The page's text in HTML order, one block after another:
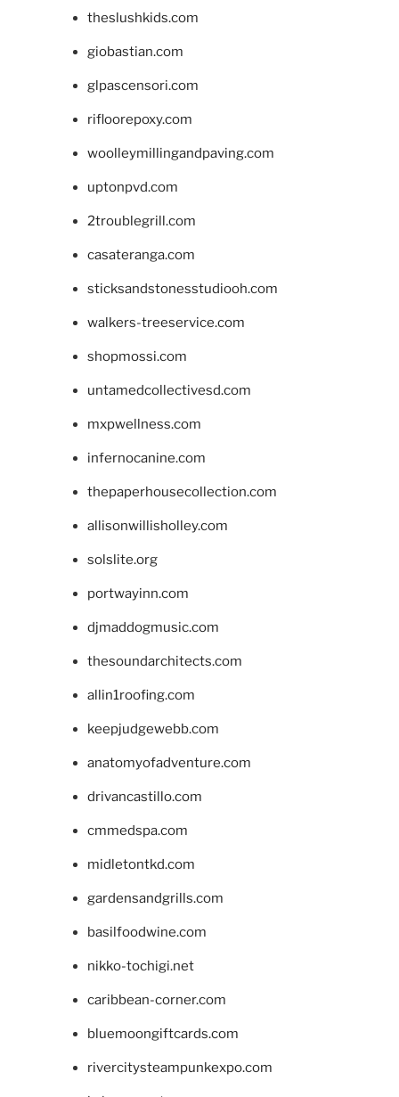
theslushkids.com
giobastian.com
glpascensori.com
rifloorepoxy.com
woolleymillingandpaving.com
uptonpvd.com
2troublegrill.com
casateranga.com
sticksandstonesstudiooh.com
walkers-treeservice.com
shopmossi.com
untamedcollectivesd.com
mxpwellness.com
infernocanine.com
thepaperhousecollection.com
allisonwillisholley.com
solslite.org
portwayinn.com
djmaddogmusic.com
thesoundarchitects.com
allin1roofing.com
keepjudgewebb.com
anatomyofadventure.com
drivancastillo.com
cmmedspa.com
midletontkd.com
gardensandgrills.com
basilfoodwine.com
nikko-tochigi.net
caribbean-corner.com
bluemoongiftcards.com
rivercitysteampunkexpo.com